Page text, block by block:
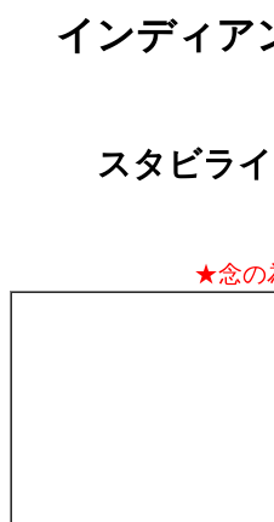
インディ
スタビラ
★念の